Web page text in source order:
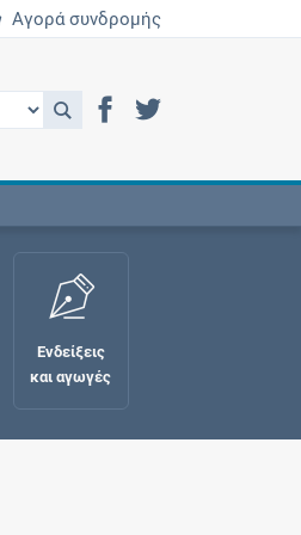
Αγορά συνδρομής
Ενδείξεις
και αγωγές